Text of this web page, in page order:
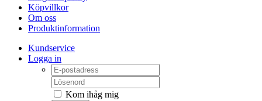
Köpvillkor
Om oss
Produktinformation
Kundservice
Logga in
Kom ihåg mig